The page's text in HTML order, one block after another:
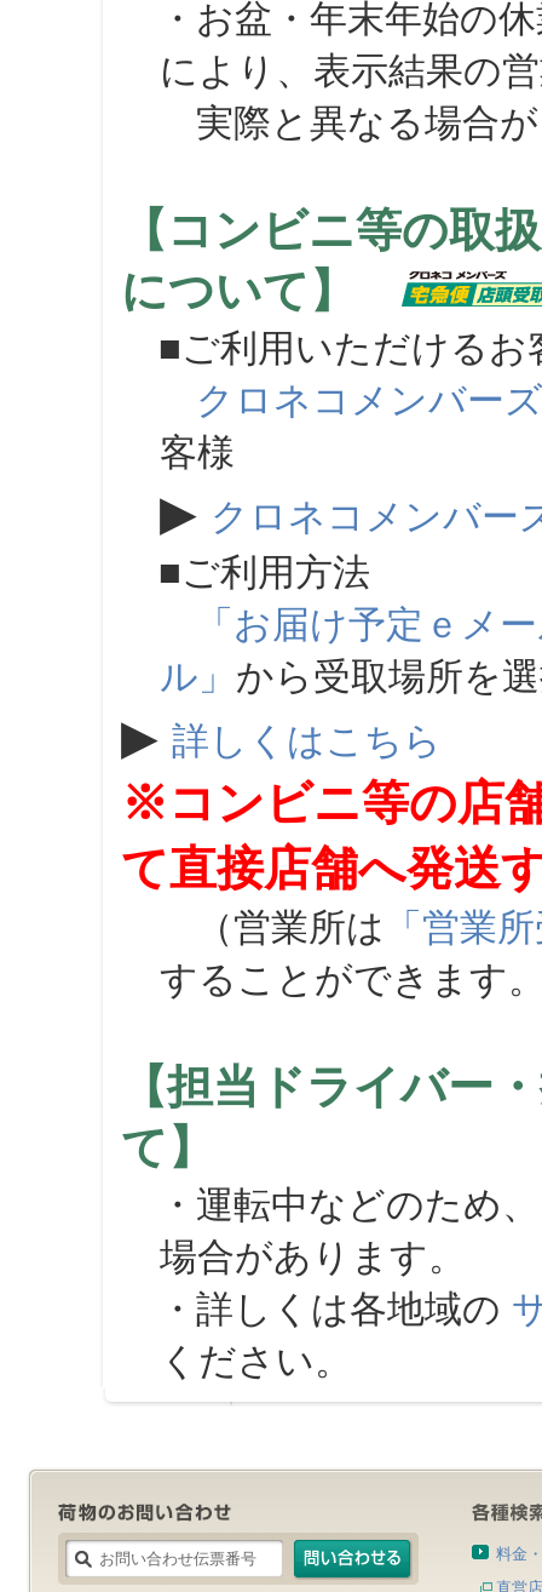
・お盆・年末年始の
により、表示結果の
実際と異なる場合が
【コンビニ等の取
について】
■ご利用いただけるお
クロネコメンバーズ
客様
▶ クロネコメンバー
■ご利用方法
「お届け予定ｅメ
ル」 から受取場所を
▶ 詳しくはこちら
※コンビニ等の店
て直接店舗へ発送
（営業所は 「営業
することができます
【担当ドライバー
て】
・運転中などのため
場合があります。
・詳しくは各地域の
ください。
料金
直営